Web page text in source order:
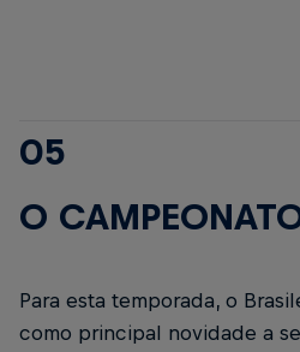
05
O
Para esta temporada, o
como principal novidade a